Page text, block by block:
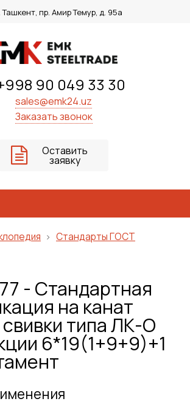
Ташкент, пр. Амир Темур, д. 95а
90 049 33 30
sales@emk24.uz
Заказать звонок
Оставить
заявку
Стандарты ГОСТ
- Стандартная
на канат
типа ЛК-О
6*19(1+9+9)+1